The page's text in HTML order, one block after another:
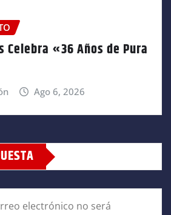
Celebra «36 Años de Pura
Ago 6, 2026
electrónico no será